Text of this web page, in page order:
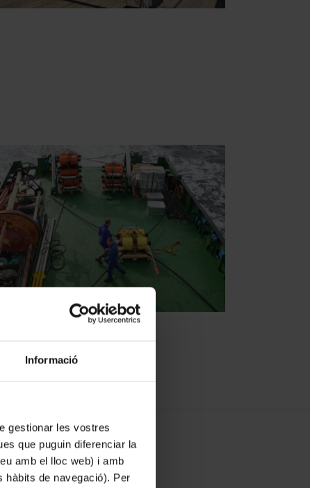
Informació
gestionar les vostres
que puguin diferenciar la
amb el lloc web) i amb
hàbits de navegació). Per